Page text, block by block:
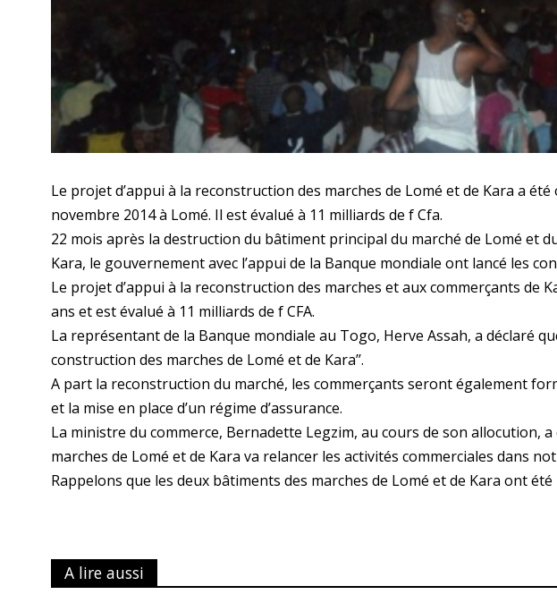
Le projet d’appui à la reconstruction des marches de Lomé et de Kara a
novembre 2014 à Lomé. Il est évalué à 11 milliards de f Cfa.
22 mois après la destruction du bâtiment principal du marché de Lomé et
Kara, le gouvernement avec l’appui de la Banque mondiale ont lancé les
Le projet d’appui à la reconstruction des marches et aux commerçants de
ans et est évalué à 11 milliards de f CFA.
La représentant de la Banque mondiale au Togo, Herve Assah, a déclaré
construction des marches de Lomé et de Kara’’.
A part la reconstruction du marché, les commerçants seront également
et la mise en place d’un régime d’assurance.
La ministre du commerce, Bernadette Legzim, au cours de son allocution, a
marches de Lomé et de Kara va relancer les activités commerciales dans
Rappelons que les deux bâtiments des marches de Lomé et de Kara ont
A lire aussi